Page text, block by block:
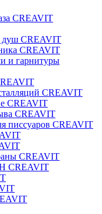
CREAVIT
душ CREAVIT
CREAVIT
и гарнитуры
CREAVIT
CREAVIT
CREAVIT
писсуаров CREAVIT
CREAVIT
CREAVIT